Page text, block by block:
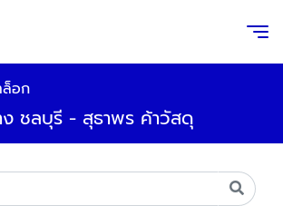
อก
ชลบุรี - สุธาพร ค้าวัสดุ